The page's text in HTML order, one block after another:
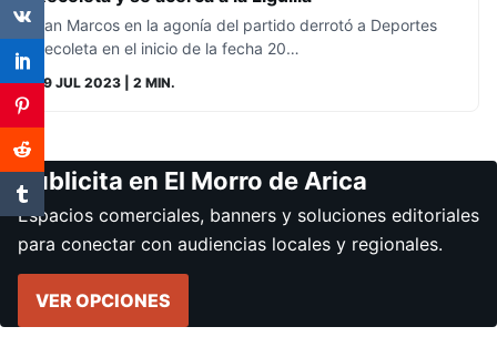
San Marcos en la agonía del partido derrotó a Deportes
Recoleta en el inicio de la fecha 20…
29 JUL 2023 | 2 MIN.
Publicita en El Morro de Arica
Espacios comerciales, banners y soluciones editoriales
para conectar con audiencias locales y regionales.
VER OPCIONES